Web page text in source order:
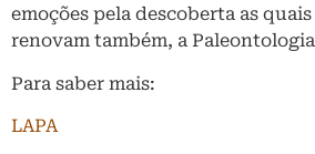
emoções pela descoberta as
renovam também, a
Para saber mais:
LAPA